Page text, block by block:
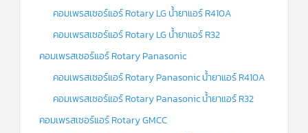
คอมเพรสเซอร์แอร์ Rotary LG น้ำยาแอร์ R410A
คอมเพรสเซอร์แอร์ Rotary LG น้ำยาแอร์ R32
คอมเพรสเซอร์แอร์ Rotary Panasonic
คอมเพรสเซอร์แอร์ Rotary Panasonic น้ำยาแอร์ R410A
คอมเพรสเซอร์แอร์ Rotary Panasonic น้ำยาแอร์ R32
คอมเพรสเซอร์แอร์ Rotary GMCC